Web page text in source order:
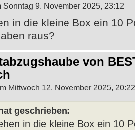
Sonntag 9. November 2025, 23:12
in die kleine Box ein 10
raus?
von
Mittwoch 12. November 2025, 20:22
geschrieben:
in die kleine Box ein 10